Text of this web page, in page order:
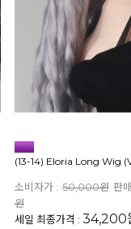
(13-14) Eloria Long Wig
소비자가 : 50,000원 판
원
세일 최종가격 : 34,200